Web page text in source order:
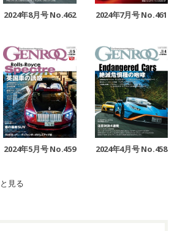
2024年8月号 No.462 2024年7月号 No.461
2024年5月号 No.459 2024年4月号 No.458
見る